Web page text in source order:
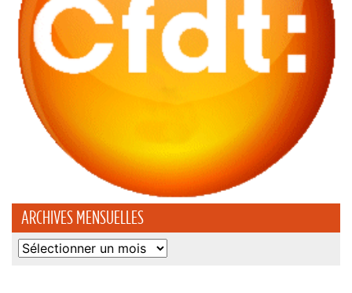
ARCHIVES MENSUELLES
Archives